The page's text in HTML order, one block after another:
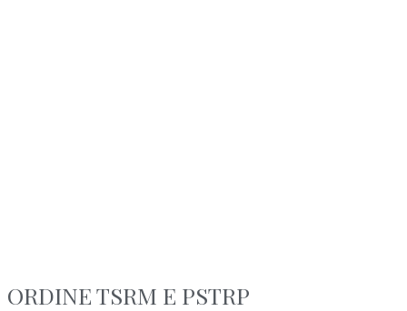
ORDINE TSRM E PSTRP